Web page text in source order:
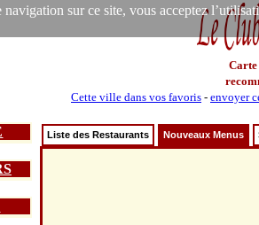
sur ce site, vous acceptez
Carte
Cette ville dans vos favoris - envoyer
Liste des Restaurants Nouveaux Menus